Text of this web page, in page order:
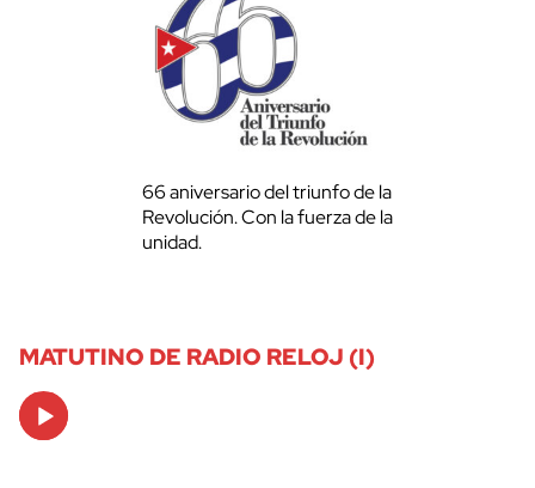
66 aniversario del triunfo de la
Revolución. Con la fuerza de la
unidad.
MATUTINO DE RADIO RELOJ (I)
Audio
Player